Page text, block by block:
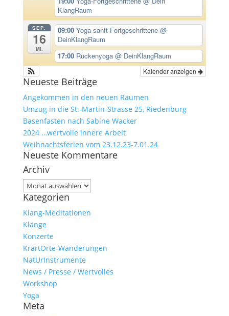
KlangRaum
SEP.
16
Mi.
09:00Yoga sanft-Fortgeschrittene@
DeinKlangRaum
17:00 Rückenyoga@ DeinKlangRaum
Kalender anzeigen
Neueste Beiträge
Angekommen in den neuen Räumen
Umzug in die St.-Martin-Strasse 25, Riedenburg
Basenfasten nach Sabine Wacker
2024 …wertvolle innere Arbeit
Weihnachtsferien vom 23.12.23-7.01.24
Neueste Kommentare
Archiv
Archiv
Kategorien
Klang-Meditationen
Klänge
Konzerte
KrartOrte-Wanderungen
NatUrInstrumente
News / Presse / Wertvolles
Workshop
Yoga
Meta